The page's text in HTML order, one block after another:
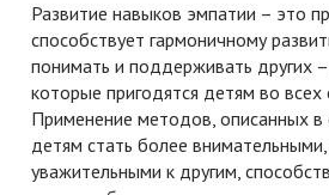
Развитие навыков эмпатии – это
способствует гармоничному
понимать и поддерживать других
которые пригодятся детям во
Применение методов, описанных в
детям стать более
уважительными к другим,